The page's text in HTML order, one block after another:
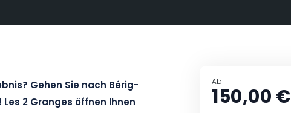
Gehen Sie nach Bérig-
2 Granges öffnen Ihnen
Ab
150,00 €